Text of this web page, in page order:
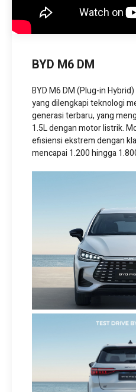
BYD M6 DM
BYD M6 DM (Plug-in
yang dilengkapi teknologi
generasi terbaru, yang
1.5L dengan motor listrik.
efisiensi ekstrem dengan
mencapai 1.200 hingga